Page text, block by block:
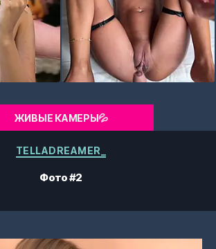
ЖИВЫЕ КАМЕРЫ💦
Категории
TELLADREAMER_
Фото #2